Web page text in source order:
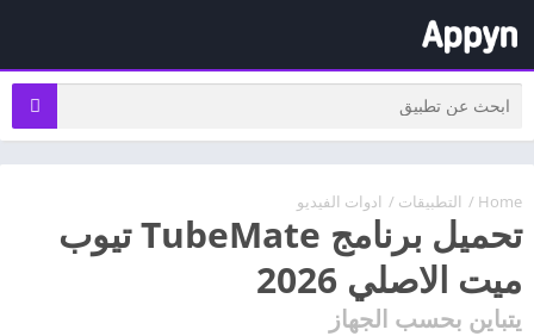
Home
/ التطبيقات / ادوات الفيديو
تحميل برنامج TubeMate تيوب
ميت الاصلي 2026
يتباين بحسب الجهاز